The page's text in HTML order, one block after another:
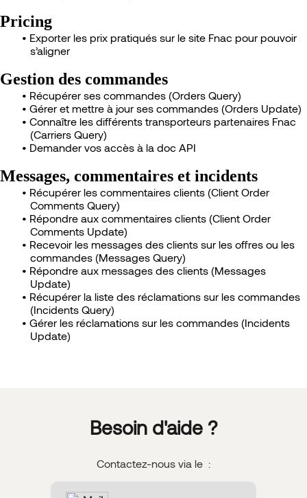
Pricing
Exporter les prix pratiqués sur le site Fnac pour pouvoir
s’aligner
Gestion des commandes
Récupérer ses commandes (Orders Query)
Gérer et mettre à jour ses commandes (Orders Update)
Connaître les différents transporteurs partenaires Fnac
(Carriers Query)
Demander vos accès à la doc API
Messages, commentaires et incidents
Récupérer les commentaires clients (Client Order
Comments Query)
Répondre aux commentaires clients (Client Order
Comments Update)
Recevoir les messages des clients sur les offres ou les
commandes (Messages Query)
Répondre aux messages des clients (Messages
Update)
Récupérer la liste des réclamations sur les commandes
(Incidents Query)
Gérer les réclamations sur les commandes (Incidents
Update)
Besoin d'aide ?
Contactez-nous via le :